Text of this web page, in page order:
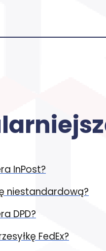
InPost?
niestandardową?
DPD?
FedEx?